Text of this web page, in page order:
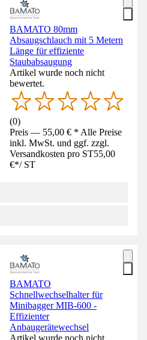
BAMATO 80mm
Absaugschlauch mit 5 Metern
Länge für effiziente
Staubabsaugung
Artikel wurde noch nicht
bewertet.
(0)
Preis — 55,00 € * Alle Preise
inkl. MwSt. und ggf. zzgl.
Versandkosten pro ST55,00
€*/ ST
BAMATO
Schnellwechselhalter für
Minibagger MIB-600 -
Effizienter
Anbaugerätewechsel
Artikel wurde noch nicht